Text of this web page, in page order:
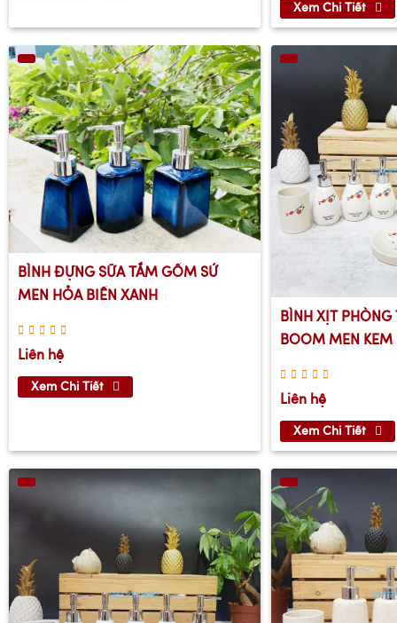
Xem Chi Tiết
BÌNH ĐỰNG SỮA TẮM GỐM SỨ
MEN HỎA BIẾN XANH
Liên hệ
Xem Chi Tiết
BÌNH XỊT PHÒNG
BOOM MEN KEM
Liên hệ
Xem Chi Tiết